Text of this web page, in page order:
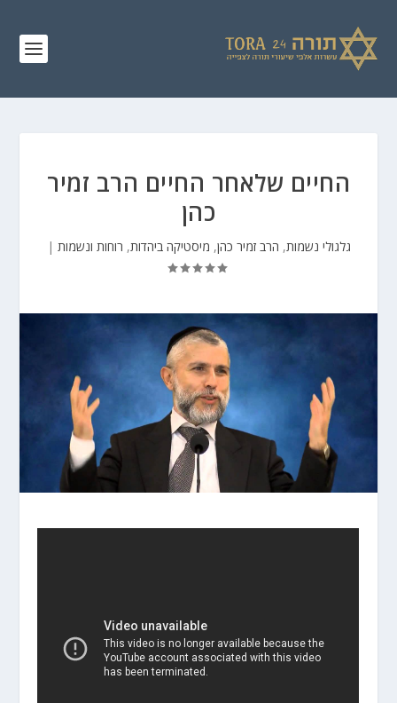
החיים שלאחר החיים הרב זמיר
כהן
גלגולי נשמות, הרב זמיר כהן, מיסטיקה ביהדות, רוחות ונשמות |